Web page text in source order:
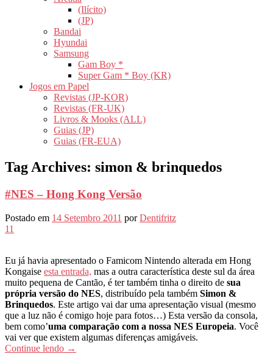
(Ilícito)
(JP)
Bandai
Hyundai
Samsung
Gam Boy *
Super Gam * Boy (KR)
Jogos em Papel
Revistas (JP-KOR)
Revistas (FR-UK)
Livros & Mooks (ALL)
Guias (JP)
Guias (FR-EUA)
Tag Archives: simon & brinquedos
#NES – Hong Kong Versão
Postado em 14 Setembro 2011 porDentifritz
11
Eu já havia apresentado o Famicom Nintendo alterada em Hong
Kongaise esta entrada, mas a outra característica deste sul da área
muito pequena de Cantão, é ter também tinha o direito de sua
própria versão do NES, distribuído pela também Simon &
Brinquedos. Este artigo vai dar uma apresentação visual (mesmo
que a luz não é comigo hoje para fotos…) Esta versão da consola,
bem como’uma comparação com a nossa NES Europeia. Você
vai ver que existem algumas diferenças amigáveis.
Continue lendo →